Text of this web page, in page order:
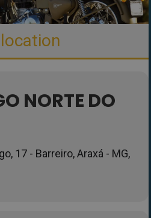
NORTE DO
17 - Barreiro, Araxá - MG,